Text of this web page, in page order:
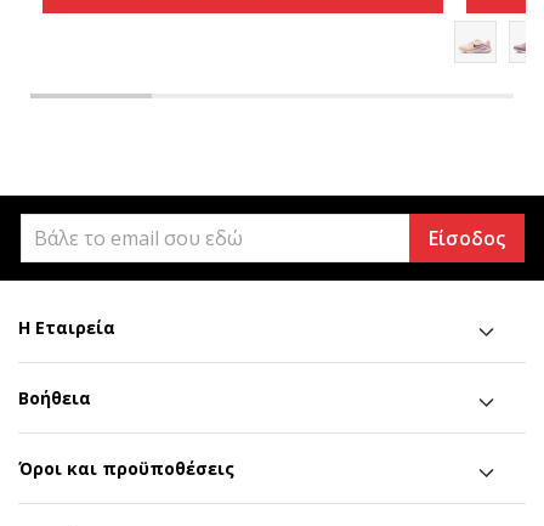
Είσοδος
Η Εταιρεία
Βοήθεια
Όροι και προϋποθέσεις